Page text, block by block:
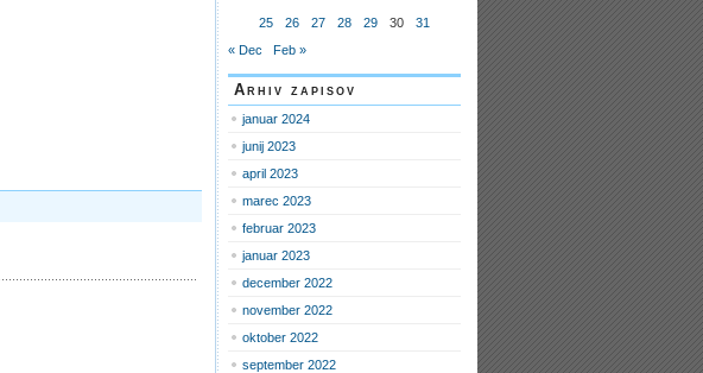
25 26 27 28 29 30
31
« Dec
Feb »
Arhiv zapisov
januar 2024
junij 2023
april 2023
marec 2023
februar 2023
januar 2023
december 2022
november 2022
oktober 2022
september 2022